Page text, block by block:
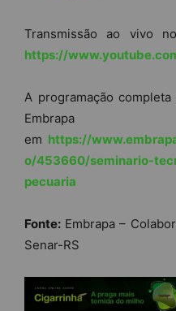
Transmissão ao vivo
https://
A programação
em https://
o/453660/seminario-
pecuaria
Fonte: Embrapa –
Senar-RS